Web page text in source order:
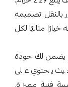
بالثقل. تصميمه
مثاليًا لكل
الذهب الأصفر عيار 21، مما يضمن لك جودة
حيث يحتوي على